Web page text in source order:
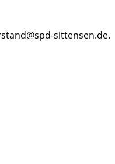
sittensen.de.